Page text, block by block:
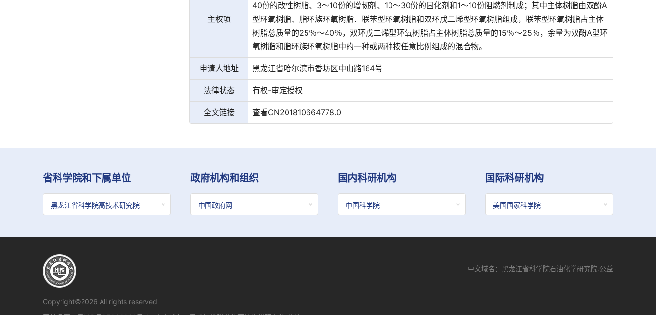
主权项
40份的改性树脂、3～10份的增韧剂、10～30份的固化剂和1～10份阻燃剂制成；其中主体树脂由双酚A
型环氧树脂、脂环族环氧树脂、联苯型环氧树脂和双环戊二烯型环氧树脂组成，联苯型环氧树脂占主体
树脂总质量的25％～40％，双环戊二烯型环氧树脂占主体树脂总质量的15％～25％，余量为双酚A型环
氧树脂和脂环族环氧树脂中的一种或两种按任意比例组成的混合物。
申请人地址 黑龙江省哈尔滨市香坊区中山路164号
法律状态 有权-审定授权
全文链接 查看CN201810664778.0
省科学院和下属单位 政府机构和组织 国内科研机构 国际科研机构
Copyright©2026 All rights reserved
中文域名：黑龙江省科学院石油化学研究院.公益